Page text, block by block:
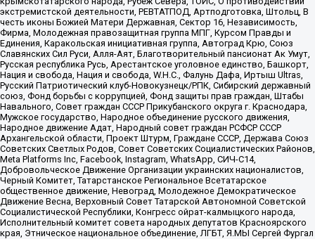
экстремистской деятельности, РЕВТАТПОД, Артподготовка, Штольц, В
честь иконы Божией Матери Державная, Сектор 16, Независимость,
Фирма, Молодежная правозащитная группа МПГ, Курсом Правды и
Единения, Каракольская инициативная группа, Автоград Крю, Союз
Славянских Сил Руси, Алля-Аят, Благотворительный пансионат Ак Умут,
Русская республика Русь, Арестантское уголовное единство, Башкорт,
Нация и свобода, Нация и свобода, W.H.С., Фалунь Дафа, Иртыш Ultras,
Русский Патриотический клуб-Новокузнецк/РПК, Сибирский державный
союз, Фонд борьбы с коррупцией, Фонд защиты прав граждан, Штабы
Навального, Совет граждан СССР Прикубанского округа г. Краснодара,
Мужское государство, Народное объединение русского движения,
Народное движение Адат, Народный совет граждан РСФСР СССР
Архангельской области, Проект Штурм, Граждане СССР, Держава Союз
Советских Светлых Родов, Совет Советских Социалистических Районов,
Meta Platforms Inc, Facebook, Instagram, WhatsApp, СИЧ-С14,
Добровольческое Движение Организации украинских националистов,
Черный Комитет, Татарстанское Региональное Всетатарское
общественное движение, Невоград, Молодежное Демократическое
Движение Весна, Верховный Совет Татарской Автономной Советской
Социалистической Республики, Конгресс ойрат-калмыцкого народа,
Исполнительный комитет совета народных депутатов Красноярского
края, Этническое национальное объединение, ЛГБТ, Я.МЫ Сергей Фургал